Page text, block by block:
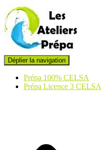
Déplier la navigation
Prépa 100% CELSA
Prépa Licence 3 CELSA